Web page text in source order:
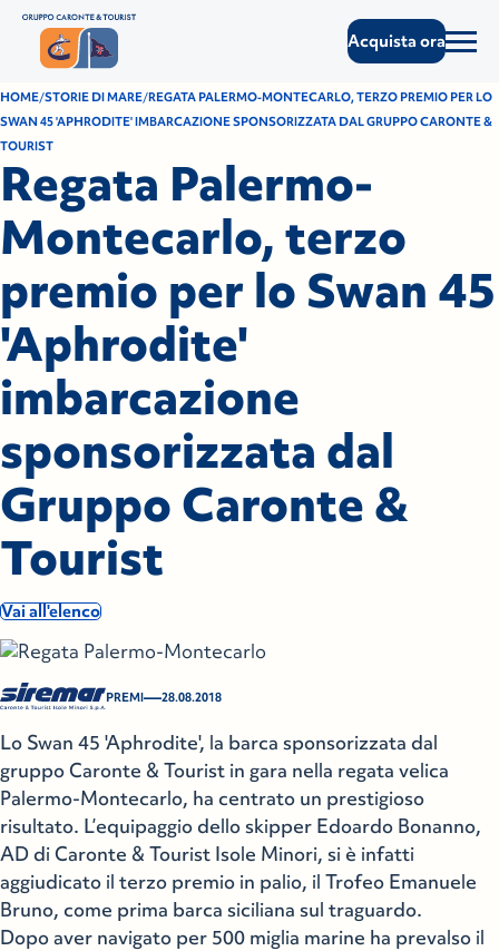
Acquista ora
HOME STORIE DI MARE REGATA PALERMO-MONTECARLO, TERZO PREMIO PER LO
SWAN 45 'APHRODITE' IMBARCAZIONE SPONSORIZZATA DAL GRUPPO CARONTE &
TOURIST
Regata Palermo-
Montecarlo, terzo
premio per lo Swan 45
'Aphrodite'
imbarcazione
sponsorizzata dal
Gruppo Caronte &
Tourist
Vai all'elenco
PREMI—28.08.2018
Lo Swan 45 'Aphrodite', la barca sponsorizzata dal
gruppo Caronte & Tourist in gara nella regata velica
Palermo-Montecarlo, ha centrato un prestigioso
risultato. L’equipaggio dello skipper Edoardo Bonanno,
AD di Caronte & Tourist Isole Minori, si è infatti
aggiudicato il terzo premio in palio, il Trofeo Emanuele
Bruno, come prima barca siciliana sul traguardo.
Dopo aver navigato per 500 miglia marine ha prevalso il